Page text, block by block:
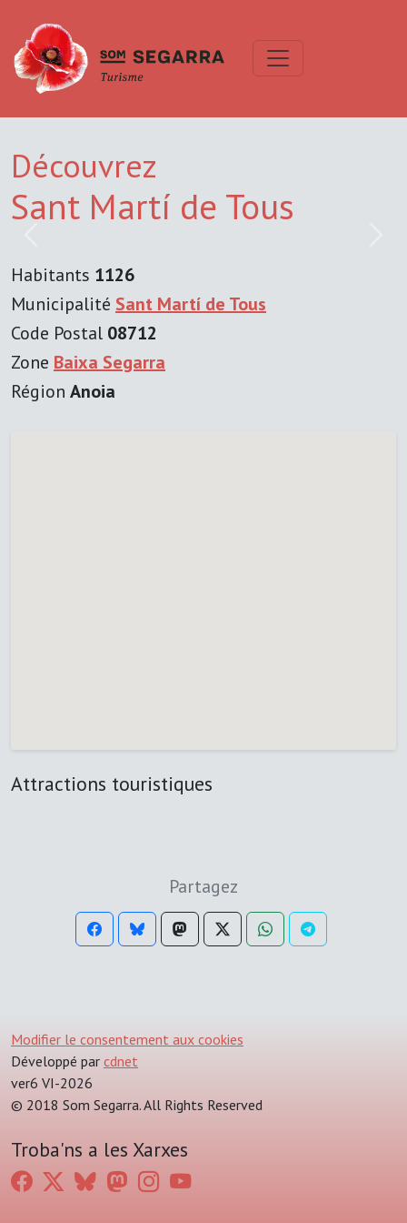
Découvrez
Sant Martí de Tous
Habitants 1126
Municipalité Sant Martí de Tous
Code Postal 08712
Zone Baixa Segarra
Région Anoia
Attractions touristiques
Partagez
Modifier le consentement aux cookies
Développé par cdnet
ver6 VI-2026
© 2018 Som Segarra. All Rights Reserved
Troba'ns a les Xarxes